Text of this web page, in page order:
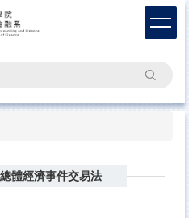
搜尋
體經濟事件交易法